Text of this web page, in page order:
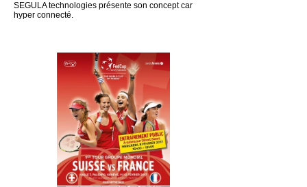
SEGULA technologies présente son concept car
hyper connecté.